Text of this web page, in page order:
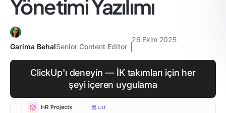
Yönetimi Yazılımı
Garima BehalSenior Content Editor
26 Ekim 2025
ClickUp'ı deneyin — İK takımları için her
şeyi içeren uygulama